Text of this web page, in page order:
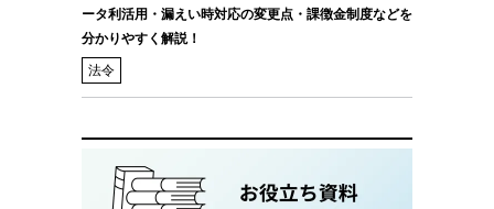
ータ利活用・漏えい時対応の変更点・課徴金制度などを
分かりやすく解説！
法令